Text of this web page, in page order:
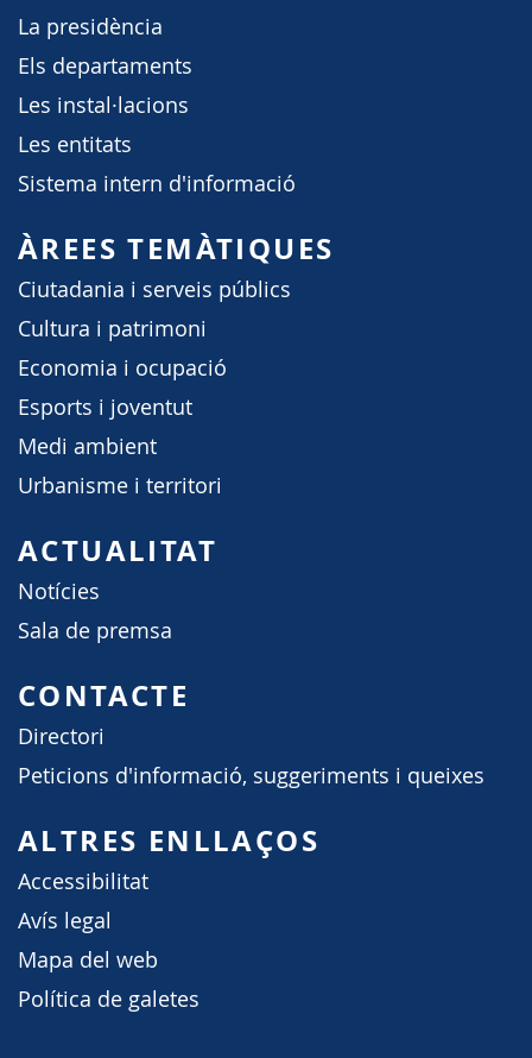
La presidència
Els departaments
Les instal·lacions
Les entitats
Sistema intern d'informació
ÀREES TEMÀTIQUES
Ciutadania i serveis públics
Cultura i patrimoni
Economia i ocupació
Esports i joventut
Medi ambient
Urbanisme i territori
ACTUALITAT
Notícies
Sala de premsa
CONTACTE
Directori
Peticions d'informació, suggeriments i queixes
ALTRES ENLLAÇOS
Accessibilitat
Avís legal
Mapa del web
Política de galetes